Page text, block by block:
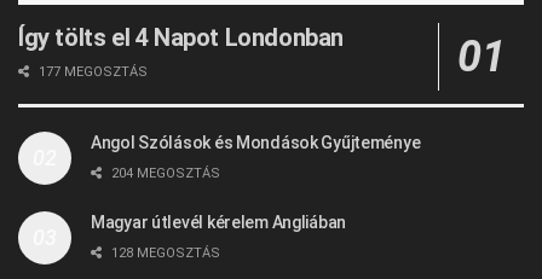
Így tölts el 4 Napot Londonban
177 MEGOSZTÁS
Angol Szólások és Mondások Gyűjteménye
204 MEGOSZTÁS
Magyar útlevél kérelem Angliában
128 MEGOSZTÁS